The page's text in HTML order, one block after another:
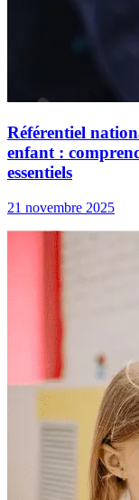
Référentiel
enfant :
essentiels
21 novembre 2025